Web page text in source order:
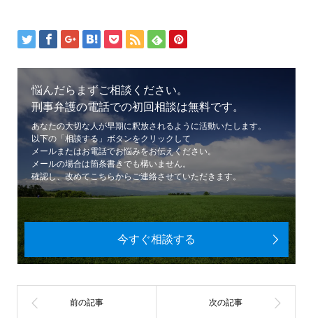
悩んだらまずご相談ください。
刑事弁護の電話での初回相談は無料です。
あなたの大切な人が早期に釈放されるように活動いたします。
以下の「相談する」ボタンをクリックして
メールまたはお電話でお悩みをお伝えください。
メールの場合は箇条書きでも構いません。
確認し、改めてこちらからご連絡させていただきます。
今すぐ相談する